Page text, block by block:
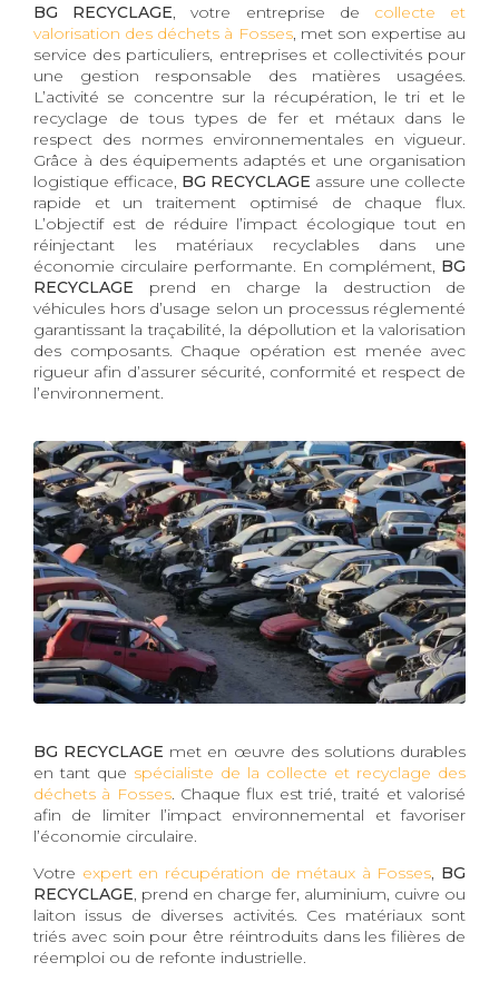
BG RECYCLAGE, votre entreprise de collecte et
valorisation des déchets à Fosses, met son expertise au
service des particuliers, entreprises et collectivités pour
une gestion responsable des matières usagées.
L’activité se concentre sur la récupération, le tri et le
recyclage de tous types de fer et métaux dans le
respect des normes environnementales en vigueur.
Grâce à des équipements adaptés et une organisation
logistique efficace, BG RECYCLAGE assure une collecte
rapide et un traitement optimisé de chaque flux.
L’objectif est de réduire l’impact écologique tout en
réinjectant les matériaux recyclables dans une
économie circulaire performante. En complément, BG
RECYCLAGE prend en charge la destruction de
véhicules hors d’usage selon un processus réglementé
garantissant la traçabilité, la dépollution et la valorisation
des composants. Chaque opération est menée avec
rigueur afin d’assurer sécurité, conformité et respect de
l’environnement.
BG RECYCLAGE met en œuvre des solutions durables
en tant que spécialiste de la collecte et recyclage des
déchets à Fosses. Chaque flux est trié, traité et valorisé
afin de limiter l’impact environnemental et favoriser
l’économie circulaire.
Votre expert en récupération de métaux à Fosses, BG
RECYCLAGE, prend en charge fer, aluminium, cuivre ou
laiton issus de diverses activités. Ces matériaux sont
triés avec soin pour être réintroduits dans les filières de
réemploi ou de refonte industrielle.